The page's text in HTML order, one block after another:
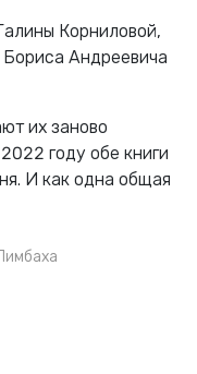
Корниловой,
Андреевича
их заново
году обе книги
И как одна общая